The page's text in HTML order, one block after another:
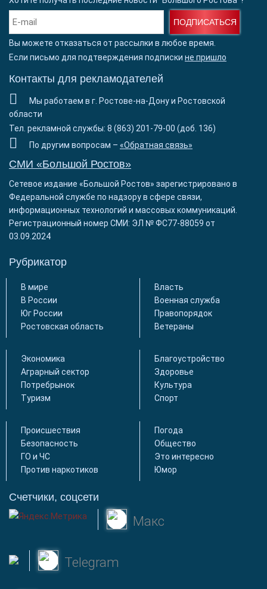
ПОДПИСАТЬСЯ
Вы можете отказаться от рассылки в любое время.
Если письмо для подтверждения подписки не пришло
Контакты для рекламодателей
Мы работаем в г. Ростове-на-Дону и Ростовской
области
Тел. рекламной службы: 8 (863) 201-79-00 (доб. 136)
По другим вопросам – «Обратная связь»
СМИ «Большой Ростов»
Сетевое издание «Большой Ростов» зарегистрировано в
Федеральной службе по надзору в сфере связи,
информационных технологий и массовых коммуникаций.
Регистрационный номер СМИ: ЭЛ № ФС77-88059 от
03.09.2024
Рубрикатор
В мире
В России
Юг России
Ростовская область
Власть
Военная служба
Правопорядок
Ветераны
Экономика
Аграрный сектор
Потребрынок
Туризм
Благоустройство
Здоровье
Культура
Спорт
Происшествия
Безопасность
ГО и ЧС
Против наркотиков
Погода
Общество
Это интересно
Юмор
Счетчики, соцсети
Макс
Telegram